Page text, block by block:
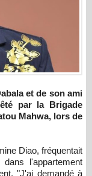
par la Brigade
Mahwa, lors de
Diao, fréquentait
l'appartement
"J'ai demandé à